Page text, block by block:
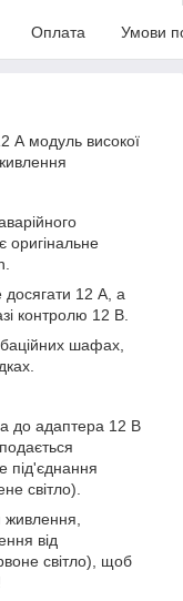
Оплата Умови
А модуль високої
оригінальне
12 А, а
контролю 12 В.
шафах,
до адаптера 12 В
під'єднання
світло).
від
світло), щоб